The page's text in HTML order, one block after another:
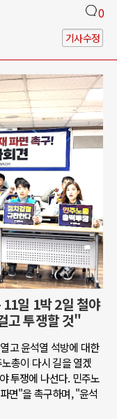
0
기사수정
일 1박 2일 철야
고 투쟁할 것"
고 윤석열 석방에 대한
총이 다시 길을 열겠
투쟁에 나선다. 민주노
면"을 촉구하며, "윤석